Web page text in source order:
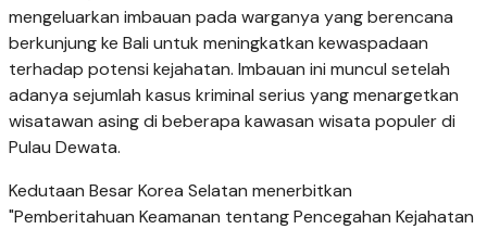
mengeluarkan imbauan pada warganya yang berencana
berkunjung ke Bali untuk meningkatkan kewaspadaan
terhadap potensi kejahatan. Imbauan ini muncul setelah
adanya sejumlah kasus kriminal serius yang menargetkan
wisatawan asing di beberapa kawasan wisata populer di
Pulau Dewata.
Kedutaan Besar Korea Selatan menerbitkan
"Pemberitahuan Keamanan tentang Pencegahan Kejahatan